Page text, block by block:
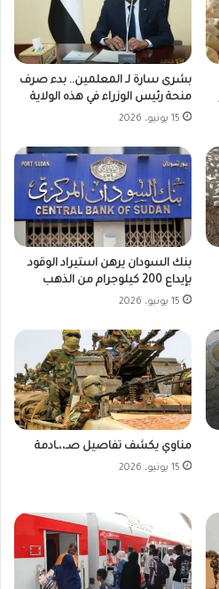
بشرى سارة لـ المعلمين.. بدء صرف
منحة رئيس الوزراء في هذه الولاية
15 يونيو، 2026
بنك السودان يرهن استيراد الوقود
بإيداع 200 كيلوجرام من الذهب
15 يونيو، 2026
مناوي يكشف تفاصيل صـ،،ـادمة
15 يونيو، 2026